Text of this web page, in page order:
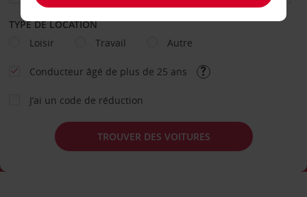
TYPE DE LOCATION
Loisir
Travail Autre
Conducteur âgé de plus de 25 ans
J’ai un code de réduction
TROUVER DES VOITURES